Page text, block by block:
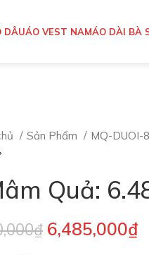
DÂUÁO VEST NAMÁO DÀI BÀ
Sản Phẩm MQ-DUOI-
Quả:
₫ 6,485,000₫